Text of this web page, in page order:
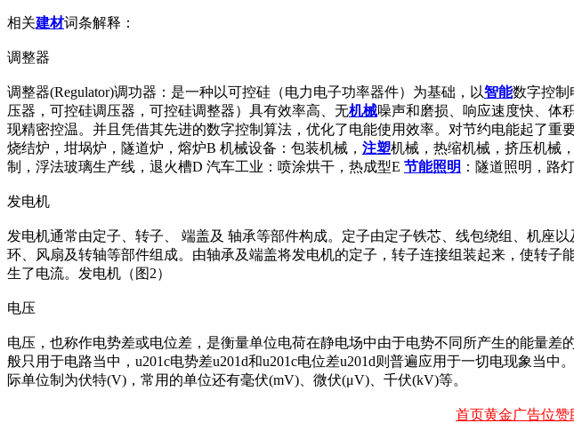
相关建材词条解释：
调整器
调整器(Regulator)调功器：是一种以可控硅（电力电子功率器件）为基础，以智能数字控制
压器，可控硅调压器，可控硅调整器）具有效率高、无机械噪声和磨损、响应速度快、体
现精密控温。并且凭借其先进的数字控制算法，优化了电能使用效率。对节约电能起了重
烧结炉，坩埚炉，隧道炉，熔炉B 机械设备：包装机械， 注塑机械，热缩机械，挤压机械
制，浮法玻璃生产线，退火槽D 汽车工业：喷涂烘干，热成型E 节能照明 ：隧道照明，路
发电机
发电机通常由定子、转子、 端盖及 轴承等部件构成。定子由定子铁芯、线包绕组、机座
环、风扇及转轴等部件组成。由轴承及端盖将发电机的定子，转子连接组装起来，使转
生了电流。发电机（图2）
电压
电压，也称作电势差或电位差，是衡量单位电荷在静电场中由于电势不同所产生的能量差
般只用于电路当中，u201c电势差u201d和u201c电位差u201d则普遍应用于一切电现象当
际单位制为伏特(V)，常用的单位还有毫伏(mV)、微伏(μV)、千伏(kV)等。
首页黄金广告位赞